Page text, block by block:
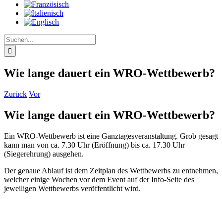
Suche
nach:
Wie lange dauert ein WRO-Wettbewerb?
Zurück Vor
Wie lange dauert ein WRO-Wettbewerb?
Ein WRO-Wettbewerb ist eine Ganztagesveranstaltung. Grob gesagt
kann man von ca. 7.30 Uhr (Eröffnung) bis ca. 17.30 Uhr
(Siegerehrung) ausgehen.
Der genaue Ablauf ist dem Zeitplan des Wettbewerbs zu entnehmen,
welcher einige Wochen vor dem Event auf der Info-Seite des
jeweiligen Wettbewerbs veröffentlicht wird.